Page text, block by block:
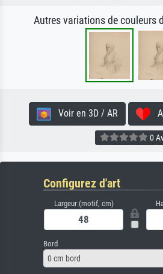
Autres variations de couleurs
Voir en 3D / AR
0
Configurez d'art
Largeur (motif, cm)
Bord
0 cm bord